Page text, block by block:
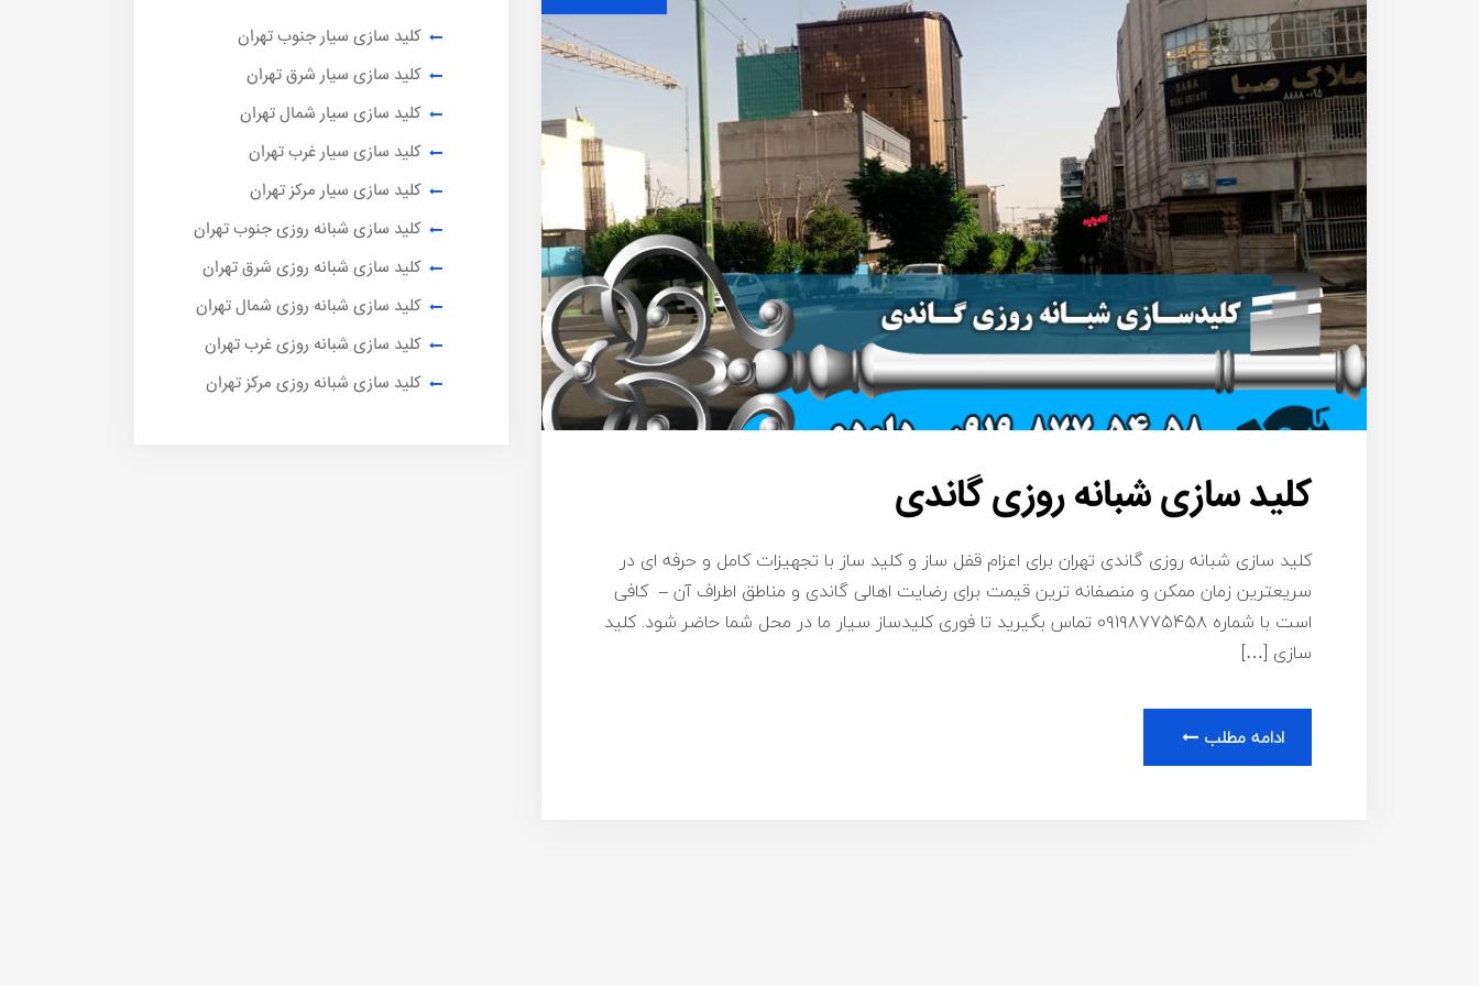
کلید سازی شبانه روزی گاندی
کلید سازی شبانه روزی گاندی تهران برای اعزام قفل ساز و کلید ساز با تجهیزات کامل و حرفه ای در
سریعترین زمان ممکن و منصفانه ترین قیمت برای رضایت اهالی گاندی و مناطق اطراف آن – کافی
است با شماره ۰۹۱۹۸۷۷۵۴۵۸ تماس بگیرید تا فوری کلیدساز سیار ما در محل شما حاضر شود. کلید
سازی […]
ادامه مطلب
کلید سازی سیار جنوب تهران
کلید سازی سیار شرق تهران
کلید سازی سیار شمال تهران
کلید سازی سیار غرب تهران
کلید سازی سیار مرکز تهران
کلید سازی شبانه روزی جنوب تهران
کلید سازی شبانه روزی شرق تهران
کلید سازی شبانه روزی شمال تهران
کلید سازی شبانه روزی غرب تهران
کلید سازی شبانه روزی مرکز تهران